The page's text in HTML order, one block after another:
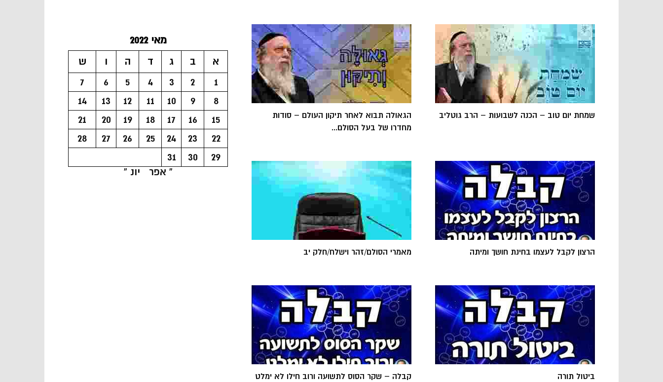
הגאולה תבוא לאחר תיקון העולם – סודות
מחדרו של בעל הסולם...
שמחת יום טוב – הכנה לשבועות – הרב גוטליב
מאמרי הסולם/זהר וישלח/חלק יב הרצון לקבל לעצמו בחינת חושך ומיתה
קבלה – שקר הסוס לתשועה ורוב חילו לא ימלט ביטול תורה
מאי 2022
א
ב ג ד ה ו
ש
1
2
3
4
5
6
7
8
9
10
11
12
13
14
15
16
17
18
19
20
21
22
23
24
25
26
27
28
29
30
31
« אפר
יונ »